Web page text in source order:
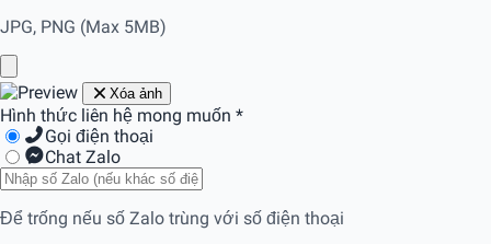
JPG, PNG (Max 5MB)
Xóa ảnh
Hình thức liên hệ mong muốn *
Gọi điện thoại
Chat Zalo
Để trống nếu số Zalo trùng với số điện thoại